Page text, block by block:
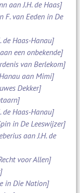
aan J.H. de Haas]
F. van Eeden in De
de Haas-Hanau]
een onbekende]
van Berlekom]
aan Mimi]
Dekker]
de Haas-Hanau]
in De Leeswijzer]
aan J.H. de
voor Allen]
in Die Nation]